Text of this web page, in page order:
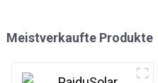
Meistverkaufte Produkte